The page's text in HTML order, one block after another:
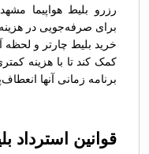
رزرو بلیط هواپیما
برای صرفه‌جویی در
خرید بلیط چارتر و لحظه
کمک کند تا با هزینه
برنامه زمانی آنها
قوانین استرداد